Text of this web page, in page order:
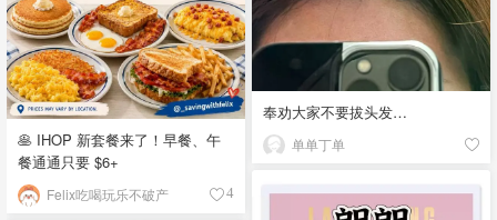
奉劝大家不要拔头发…
单单丁单
🥞 IHOP 新套餐来了！早餐、午
餐通通只要 $6+
Felix吃喝玩乐不破产 4